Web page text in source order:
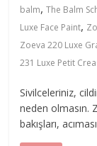
balm,The Balm
Luxe Face Paint,
Zoeva 220 Luxe
231 Luxe Petit
Sivilceleriniz,
neden olmasın.
bakışları,